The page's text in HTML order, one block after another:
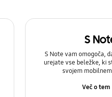
S
S Note vam omogoča,
urejate vse beležke, ki
svojem
Več o tem